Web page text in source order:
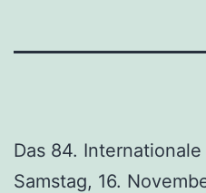
Das 84.
Samstag, 16.